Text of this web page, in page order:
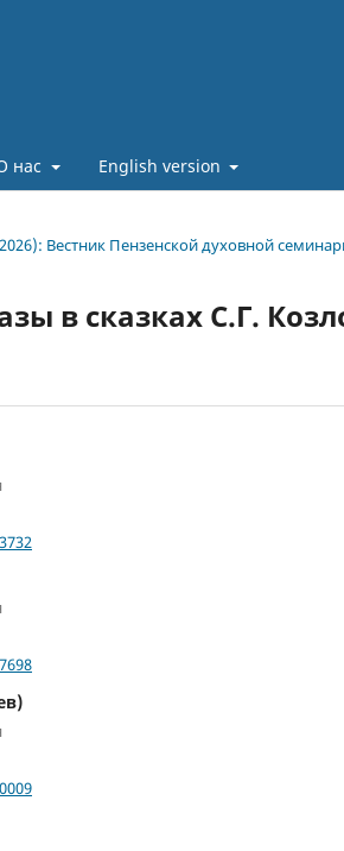
нас English version
Вестник Пензенской духовной
в сказках С.Г.